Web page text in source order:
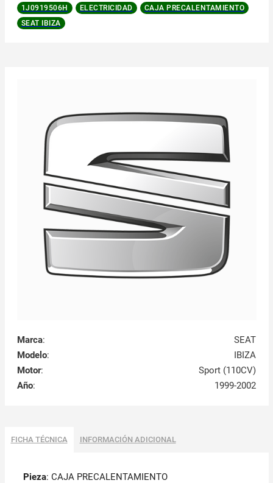
1J0919506H ELECTRICIDAD
CAJA PRECALENTAMIENTO
SEAT IBIZA
Marca:
SEAT
Modelo:
IBIZA
Motor:
Sport (110CV)
Año: 1999-2002
FICHA TÉCNICA INFORMACIÓN ADICIONAL
Pieza: CAJA PRECALENTAMIENTO